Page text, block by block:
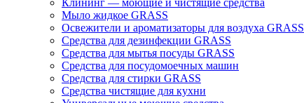
Клининг — моющие и чистящие средства
Мыло жидкое GRASS
Освежители и ароматизаторы для воздуха GRASS
Средства для дезинфекции GRASS
Средства для мытья посуды GRASS
Средства для посудомоечных машин
Средства для стирки GRASS
Средства чистящие для кухни